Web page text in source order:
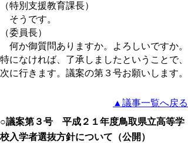
（特別支援教育課長）
そうです。
（委員長）
何か御質問ありますか。よろしいですか。
特になければ、了承しましたということで、
次に行きます。議案の第３号お願いします。
▲議事一覧へ戻る
○議案第３号 平成２１年度鳥取県立高等学
校入学者選抜方針について（公開）